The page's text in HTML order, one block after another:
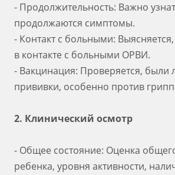
- Продолжительность: Важно
продолжаются симптомы.
- Контакт с больными:
в контакте с больными ОРВИ.
- Вакцинация: Проверяется, были
прививки, особенно против
2. Клинический осмотр
- Общее состояние: Оценка
ребенка, уровня активности,